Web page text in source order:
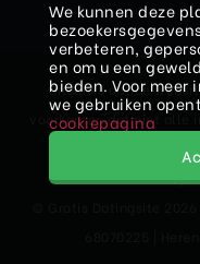
Ondanks dat de
voorkomen dat niet alle
en/of volledig is.
informatie
© Gratis Datingsite
We kunnen deze
verbeteren,
en om u een
bieden. Voor meer
we gebruiken
cookiepagina